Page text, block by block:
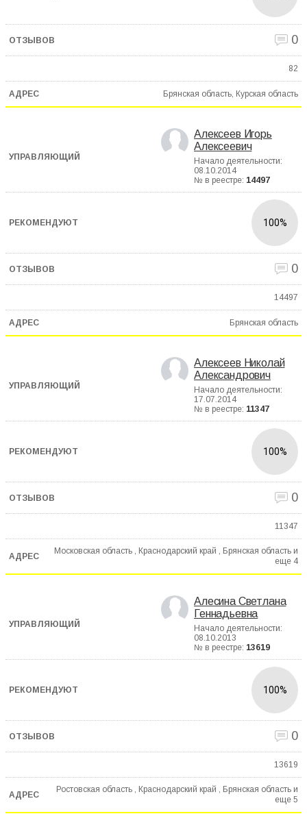
0
82
Брянская область, Курская область
Алексеев Игорь
Алексеевич
Начало деятельности:
08.10.2014
№ в реестре: 14497
100%
0
14497
Брянская область
Алексеев Николай
Александрович
Начало деятельности:
17.07.2014
№ в реестре: 11347
100%
0
11347
Московская область , Краснодарский край , Брянская область и
еще 4
Алесина Светлана
Геннадьевна
Начало деятельности:
08.10.2013
№ в реестре: 13619
100%
0
13619
Ростовская область , Краснодарский край , Брянская область и
еще 5